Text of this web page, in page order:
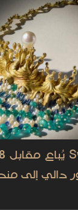
دالي إلى